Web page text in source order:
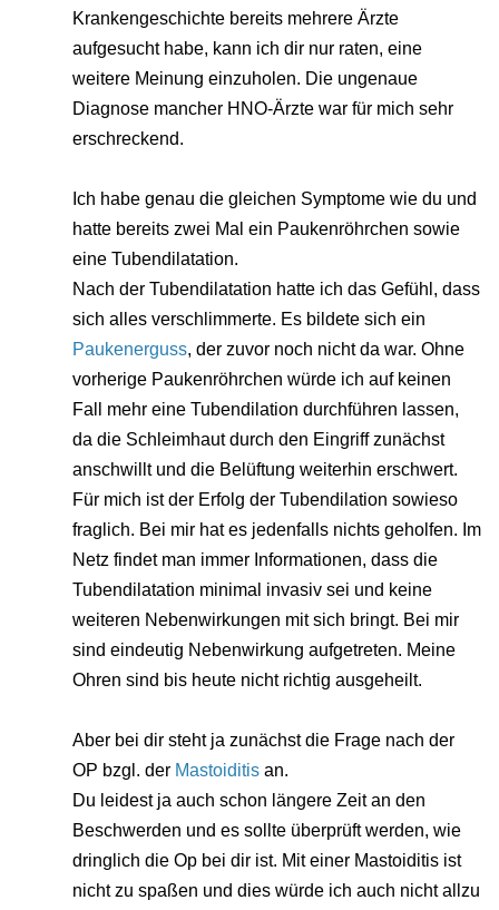
Krankengeschichte bereits mehrere Ärzte
aufgesucht habe, kann ich dir nur raten, eine
weitere Meinung einzuholen. Die ungenaue
Diagnose mancher HNO-Ärzte war für mich sehr
erschreckend.
Ich habe genau die gleichen Symptome wie du und
hatte bereits zwei Mal ein Paukenröhrchen sowie
eine Tubendilatation.
Nach der Tubendilatation hatte ich das Gefühl, dass
sich alles verschlimmerte. Es bildete sich ein
Paukenerguss, der zuvor noch nicht da war. Ohne
vorherige Paukenröhrchen würde ich auf keinen
Fall mehr eine Tubendilation durchführen lassen,
da die Schleimhaut durch den Eingriff zunächst
anschwillt und die Belüftung weiterhin erschwert.
Für mich ist der Erfolg der Tubendilation sowieso
fraglich. Bei mir hat es jedenfalls nichts geholfen. Im
Netz findet man immer Informationen, dass die
Tubendilatation minimal invasiv sei und keine
weiteren Nebenwirkungen mit sich bringt. Bei mir
sind eindeutig Nebenwirkung aufgetreten. Meine
Ohren sind bis heute nicht richtig ausgeheilt.
Aber bei dir steht ja zunächst die Frage nach der
OP bzgl. der Mastoiditis an.
Du leidest ja auch schon längere Zeit an den
Beschwerden und es sollte überprüft werden, wie
dringlich die Op bei dir ist. Mit einer Mastoiditis ist
nicht zu spaßen und dies würde ich auch nicht allzu